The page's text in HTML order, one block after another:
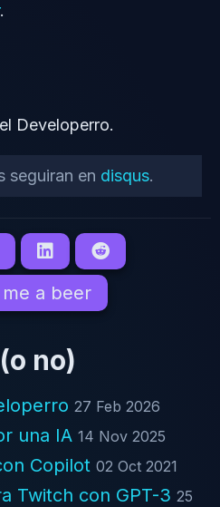
.
Developerro.
seguiran en disqus.
a beer
no)
27 Feb 2026
una IA 14 Nov 2025
Copilot 02 Oct 2021
Twitch con GPT-3 25